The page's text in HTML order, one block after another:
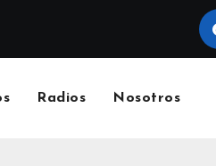
Radios Nosotros